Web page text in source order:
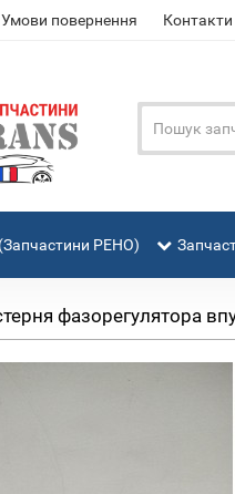
Умови повернення Контакти
РЕНО)
фазорегулятора